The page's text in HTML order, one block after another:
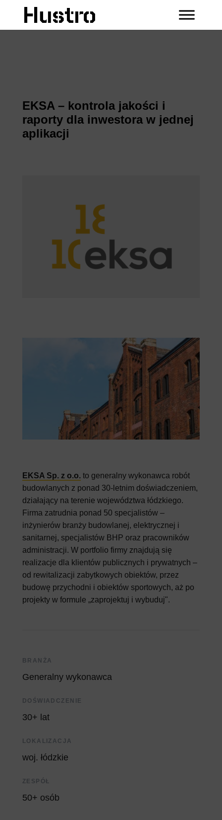
EKSA – kontrola jakości i
raporty dla inwestora w jednej
aplikacji
EKSA Sp. z o.o.to generalny wykonawca robót
budowlanych z ponad 30-letnim doświadczeniem,
działający na terenie województwa łódzkiego.
Firma zatrudnia ponad 50 specjalistów –
inżynierów branży budowlanej, elektrycznej i
sanitarnej, specjalistów BHP oraz pracowników
administracji. W portfolio firmy znajdują się
realizacje dla klientów publicznych i prywatnych –
od rewitalizacji zabytkowych obiektów, przez
budowę przychodni i obiektów sportowych, aż po
projekty w formule „zaprojektuj i wybuduj".
BRANŻA
Generalny wykonawca
DOŚWIADCZENIE
30+ lat
LOKALIZACJA
woj. łódzkie
ZESPÓŁ
50+ osób